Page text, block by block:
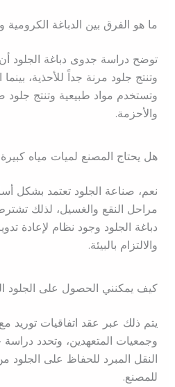
ما هو الفرق بين الدباغة الكرومية
توضح دراسة جدوى دباغة الجلود
وتنتج جلود مرنة جداً للأحذية، بينما
وتستخدم مواد طبيعية وتنتج جلود
والأحزمة.
هل يحتاج المصنع لميات مياه
نعم، صناعة الجلود تعتمد بشكل
مراحل النقع والغسيل، لذلك
دباغة الجلود وجود نظام لإعادة
والالتزام بالبيئة.
كيف يمكنني الحصول على الجلود
يتم ذلك عبر عقد اتفاقيات توريد
وجمعيات المتعهدين، وتحدد
النقل المبرد للحفاظ على الجلود
للمصنع.